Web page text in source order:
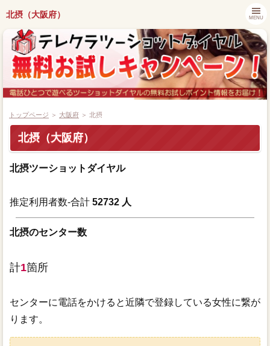
北摂（大阪府） MENU
都道府県別キャンペーン情報
トップページ ＞ 大阪府 ＞ 北摂
北摂（大阪府）
北摂ツーショットダイヤル
推定利用者数-合計 52732 人
北摂のセンター数
計1箇所
センターに電話をかけると近隣で登録している女性に繋が
ります。